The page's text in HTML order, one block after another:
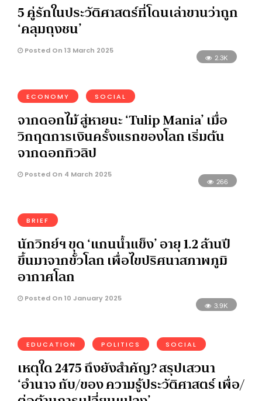
5 คู่รักในประวัติศาสตร์ที่โดนเล่าขานว่าถูก
‘คลุมถุงชน’
Posted On 13 March 2025
2.3K
ECONOMY SOCIAL
จากดอกไม้ สู่หายนะ ‘Tulip Mania’ เมื่อ
วิกฤตการเงินครั้งแรกของโลก เริ่มต้น
จากดอกทิวลิป
Posted On 4 March 2025
266
BRIEF
นักวิทย์ฯ ขุด ‘แกนน้ำแข็ง’ อายุ 1.2 ล้านปี
ขึ้นมาจากขั้วโลก เพื่อไขปริศนาสภาพภูมิ
อากาศโลก
Posted On 10 January 2025
3.9K
EDUCATION POLITICS SOCIAL
เหตุใด 2475 ถึงยังสำคัญ? สรุปเสวนา
‘อำนาจ กับ/ของ ความรู้ประวัติศาสตร์ เพื่อ/